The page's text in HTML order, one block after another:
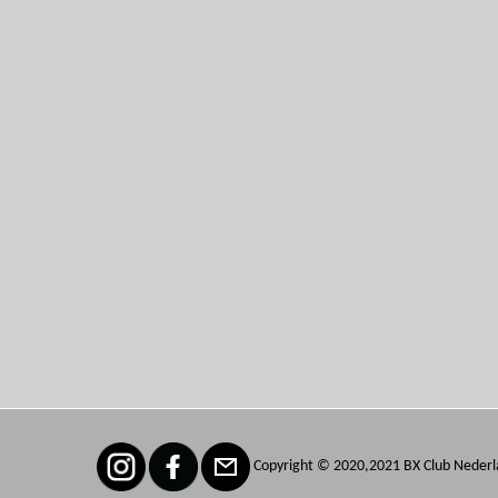
Copyright © 2020,2021 BX Club